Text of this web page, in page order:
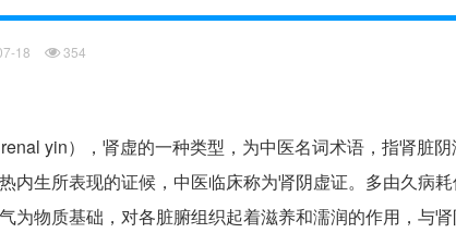
18 354
yin），肾虚的一种类型，为中医名词术语，指肾脏
内生所表现的证候，中医临床称为肾阴虚证。多由久病
为物质基础，对各脏腑组织起着滋养和濡润的作用，与